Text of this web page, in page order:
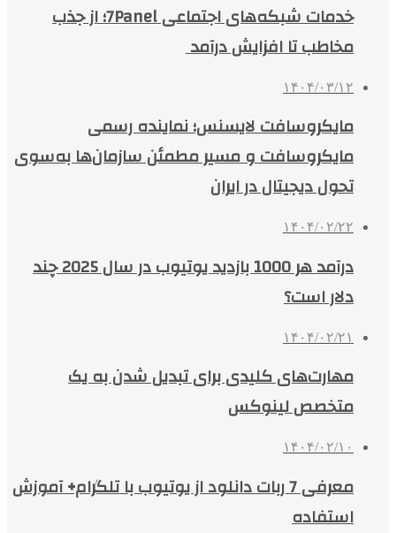
خدمات شبکه‌های اجتماعی 7Panel؛ از جذب
مخاطب تا افزایش درآمد
۱۴۰۴/۰۳/۱۲
مایکروسافت لایسنس؛ نماینده رسمی
مایکروسافت و مسیر مطمئن سازمان‌ها به‌سوی
تحول دیجیتال در ایران
۱۴۰۴/۰۲/۲۲
درآمد هر 1000 بازدید یوتیوب در سال 2025 چند
دلار است؟
۱۴۰۴/۰۲/۲۱
مهارت‌های کلیدی برای تبدیل شدن به یک
متخصص لینوکس
۱۴۰۴/۰۲/۱۰
معرفی 7 ربات دانلود از یوتیوب با تلگرام+ آموزش
استفاده